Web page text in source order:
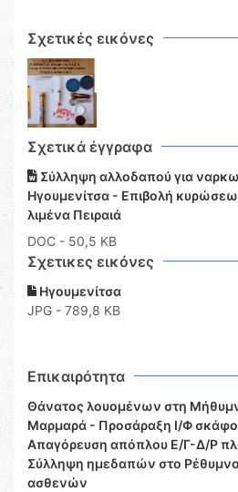
Σχετικές εικόνες
Σχετικά έγγραφα
Σύλληψη αλλοδαπού για
Ηγουμενίτσα - Επιβολή
λιμένα Πειραιά
DOC - 50,5 KB
Σχετικες εικόνες
Ηγουμενίτσα
JPG - 789,8 KB
Επικαιρότητα
Θάνατος λουομένων στη
Μαρμαρά - Προσάραξη Ι/Φ
Απαγόρευση απόπλου Ε/Γ-Δ/Ρ
Σύλληψη ημεδαπών στο Ρέθυμνο
ασθενών